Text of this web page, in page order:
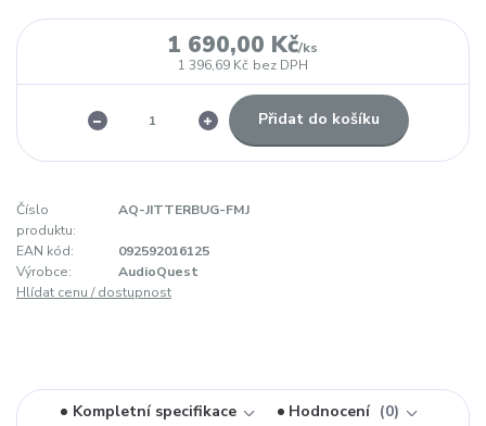
1 690,00 Kč/ks
1 396,69 Kč bez DPH
Přidat do košíku
Číslo
produktu:
AQ-JITTERBUG-FMJ
EAN kód:
092592016125
Výrobce:
AudioQuest
Hlídat cenu / dostupnost
Kompletní specifikace Hodnocení
0